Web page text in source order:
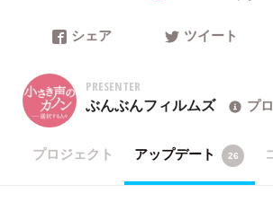
シェア ツイート
PRESENTER
ぶんぶんフィルムズ プ
プロジェクト アップデート 26